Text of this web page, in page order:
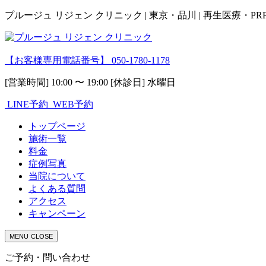
プルージュ リジェン クリニック | 東京・品川 | 再生医療・
【お客様専用電話番号】 050-1780-1178
[営業時間] 10:00 〜 19:00 [休診日] 水曜日
LINE予約 WEB予約
トップページ
施術一覧
料金
症例写真
当院について
よくある質問
アクセス
キャンペーン
MENU CLOSE
ご予約・問い合わせ